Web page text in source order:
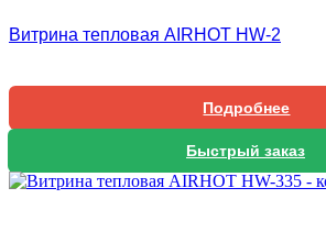
Витрина тепловая AIRHOT HW-2
Подробнее
Быстрый заказ